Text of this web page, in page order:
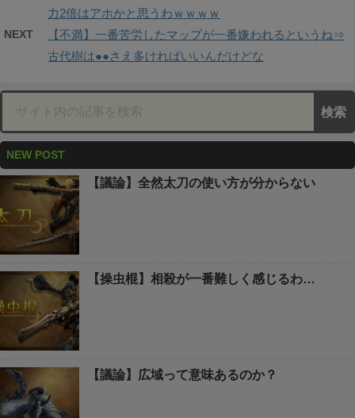
力2倍はアホかと思うわｗｗｗｗ
NEXT
【不満】一番苦労したマップが一番嫌われるというね⇒
古代樹は●●さえ多ければいいんだけどな
NEW POST
【議論】全然太刀の使い方が分からない
【操虫棍】相殺が一番難しく感じるわ…
【議論】広域って意味あるのか？